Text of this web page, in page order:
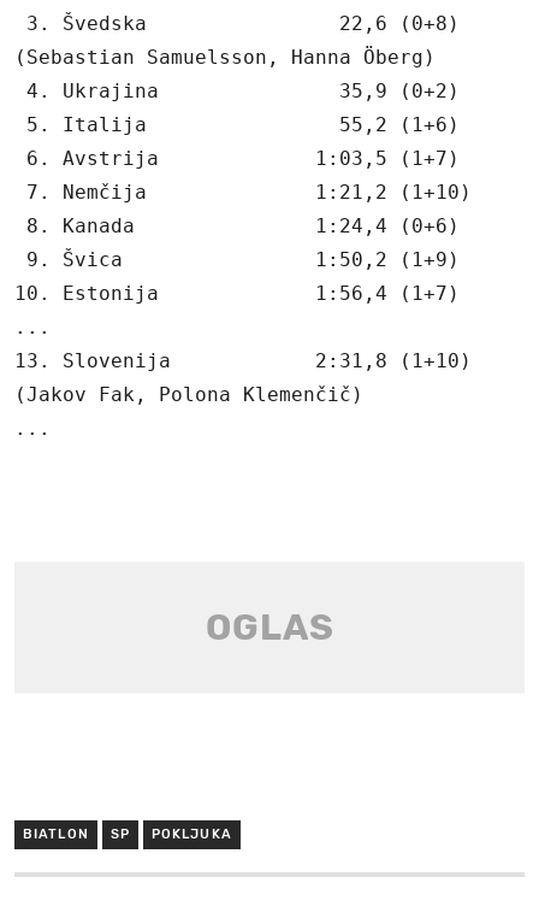
3. Švedska                22,6 (0+8)
(Sebastian Samuelsson, Hanna Öberg)
4. Ukrajina               35,9 (0+2)
5. Italija                55,2 (1+6)
6. Avstrija             1:03,5 (1+7)
7. Nemčija              1:21,2 (1+10)
8. Kanada               1:24,4 (0+6)
9. Švica                1:50,2 (1+9)
10. Estonija             1:56,4 (1+7)
...
13. Slovenija            2:31,8 (1+10)
(Jakov Fak, Polona Klemenčič)
...
BIATLON SP POKLJUKA